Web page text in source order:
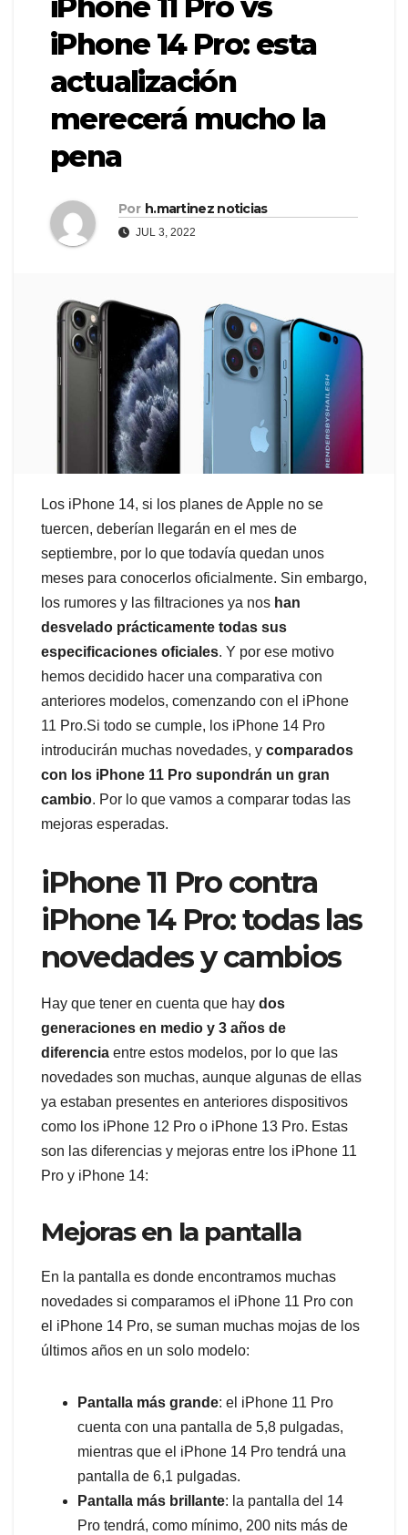
iPhone 11 Pro vs
iPhone 14 Pro: esta
actualización
merecerá mucho la
pena
Por h.martinez noticias
JUL 3, 2022
Los iPhone 14, si los planes de Apple no se
tuercen, deberían llegarán en el mes de
septiembre, por lo que todavía quedan unos
meses para conocerlos oficialmente. Sin embargo,
los rumores y las filtraciones ya nos han
desvelado prácticamente todas sus
especificaciones oficiales. Y por ese motivo
hemos decidido hacer una comparativa con
anteriores modelos, comenzando con el iPhone
11 Pro.Si todo se cumple, los iPhone 14 Pro
introducirán muchas novedades, y comparados
con los iPhone 11 Pro supondrán un gran
cambio. Por lo que vamos a comparar todas las
mejoras esperadas.
iPhone 11 Pro contra
iPhone 14 Pro: todas las
novedades y cambios
Hay que tener en cuenta que hay dos
generaciones en medio y 3 años de
diferencia entre estos modelos, por lo que las
novedades son muchas, aunque algunas de ellas
ya estaban presentes en anteriores dispositivos
como los iPhone 12 Pro o iPhone 13 Pro. Estas
son las diferencias y mejoras entre los iPhone 11
Pro y iPhone 14:
Mejoras en la pantalla
En la pantalla es donde encontramos muchas
novedades si comparamos el iPhone 11 Pro con
el iPhone 14 Pro, se suman muchas mojas de los
últimos años en un solo modelo:
Pantalla más grande: el iPhone 11 Pro
cuenta con una pantalla de 5,8 pulgadas,
mientras que el iPhone 14 Pro tendrá una
pantalla de 6,1 pulgadas.
Pantalla más brillante: la pantalla del 14
Pro tendrá, como mínimo, 200 nits más de